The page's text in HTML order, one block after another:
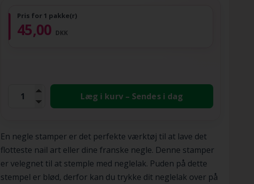
Pris for 1 pakke(r)
45,00 DKK
Læg i kurv – Sendes i dag
En negle stamper er det perfekte værktøj til at lave det
flotteste nail art eller dine franske negle. Denne stamper
er velegnet til at stemple med neglelak. Puden på dette
stempel er blød, derfor kan du trykke dit neglelak over på